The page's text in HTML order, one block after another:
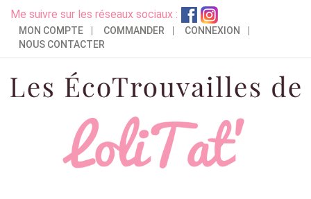
Me suivre sur les réseaux sociaux :
MON COMPTE COMMANDER
CONNEXION
NOUS CONTACTER